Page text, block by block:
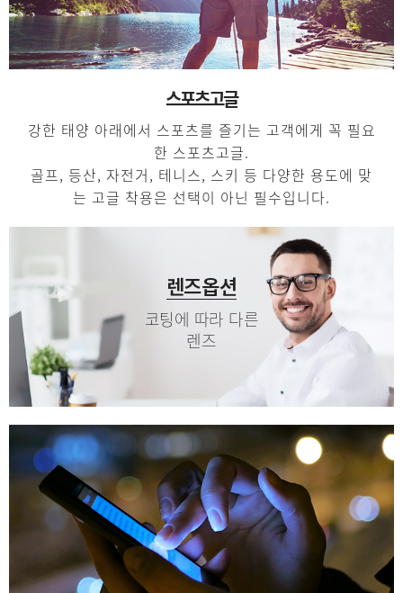
스포츠고글
강한 태양 아래에서 스포츠를 즐기는 고객에게 꼭 필요
한 스포츠고글.
골프, 등산, 자전거, 테니스, 스키 등 다양한 용도에 맞
는 고글 착용은 선택이 아닌 필수입니다.
렌즈옵션
코팅에 따라 다른
렌즈